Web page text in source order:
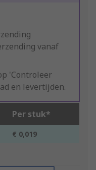
vanaf
'Controleer
en levertijden.
Per stuk*
€ 0,019